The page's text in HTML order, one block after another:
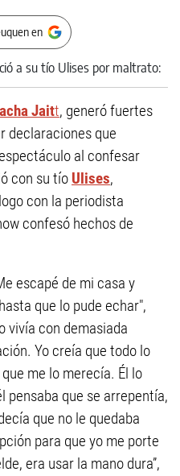
en
Jaitt, generó fuertes
declaraciones que
al confesar
con su tío Ulises,
con la periodista
confesó hechos de
escapé de mi casa y
que lo pude echar",
vivía con demasiada
Yo creía que todo lo
me lo merecía. Él lo
pensaba que se arrepentía,
que no le quedaba
para que yo me porte
era usar la mano dura”,